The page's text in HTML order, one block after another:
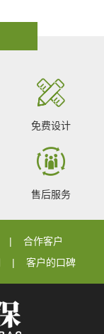
免费设计
售后服务
合作客户
客户的口碑